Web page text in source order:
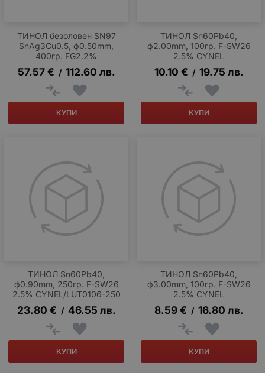
ТИНОЛ безоловен SN97
SnAg3Cu0.5, ф0.50mm,
400гр. FG2.2%
57.57 € / 112.60 лв.
КУПИ
ТИНОЛ Sn60Pb40,
ф2.00mm, 100гр. F-SW26
2.5% CYNEL
10.10 € / 19.75 лв.
КУПИ
ТИНОЛ Sn60Pb40,
ф0.90mm, 250гр. F-SW26
2.5% CYNEL/LUT0106-250
23.80 € / 46.55 лв.
КУПИ
ТИНОЛ Sn60Pb40,
ф3.00mm, 100гр. F-SW26
2.5% CYNEL
8.59 € / 16.80 лв.
КУПИ